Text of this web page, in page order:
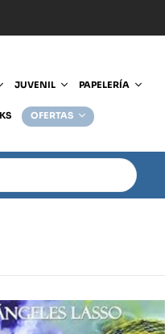
JUVENIL PAPELERÍA
OFERTAS